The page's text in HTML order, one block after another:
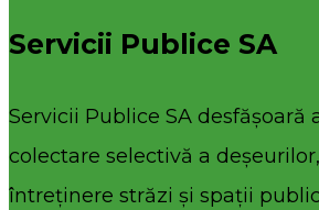
Servicii Publice SA
Servicii Publice SA desfășoară
colectare selectivă a
întreținere străzi și spații